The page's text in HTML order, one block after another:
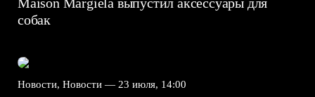
Maison Margiela выпустил аксессуары для
собак
Новости, Новости — 23 июля, 14:00